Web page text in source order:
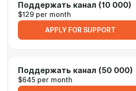
Поддержать канал (10 000)
$129 per month
APPLY FOR SUPPORT
Поддержать канал (50 000)
$645 per month